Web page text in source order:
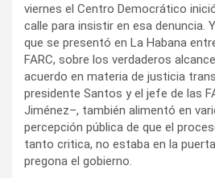
viernes el Centro Democrático
calle para insistir en esa denuncia.
que se presentó en La Habana
FARC, sobre los verdaderos
acuerdo en materia de justicia
presidente Santos y el jefe de las
Jiménez–, también alimentó en
percepción pública de que el
tanto critica, no estaba en la
pregona el gobierno.